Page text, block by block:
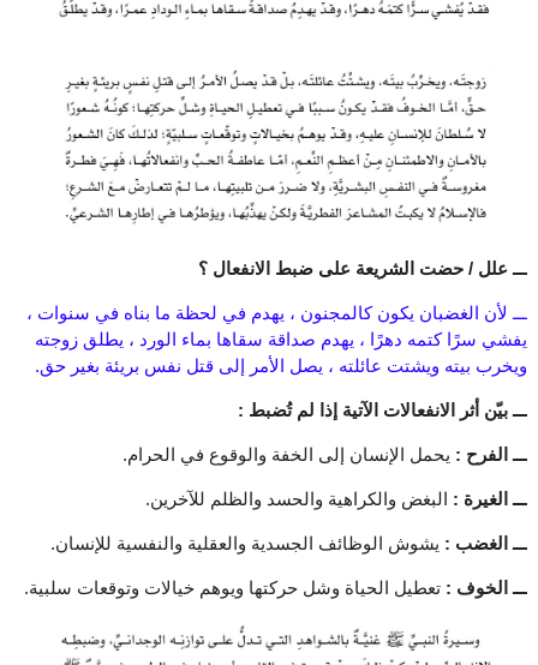
ـــ علل / حضت الشريعة على ضبط الانفعال ؟
ـــ لأن الغضبان يكون كالمجنون ، يهدم في لحظة ما بناه في سنوات ،
يفشي سرًا كتمه دهرًا ، يهدم صداقة سقاها بماء الورد ، يطلق زوجته
ويخرب بيته ويشتت عائلته ، يصل الأمر إلى قتل نفس بريئة بغير حق.
ـــ بيّن أثر الانفعالات الآتية إذا لم تُضبط :
ـــ الفرح : يحمل الإنسان إلى الخفة والوقوع في الحرام.
ـــ الغيرة : البغض والكراهية والحسد والظلم للآخرين.
ـــ الغضب : يشوش الوظائف الجسدية والعقلية والنفسية للإنسان.
ـــ الخوف : تعطيل الحياة وشل حركتها ويوهم خيالات وتوقعات سلبية.